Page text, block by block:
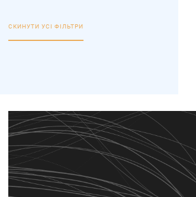
СКИНУТИ УСІ ФІЛЬТРИ